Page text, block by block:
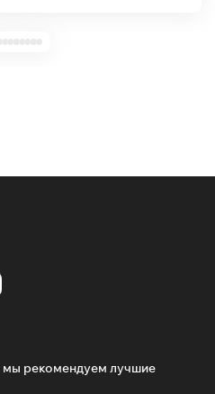
мы рекомендуем лучшие